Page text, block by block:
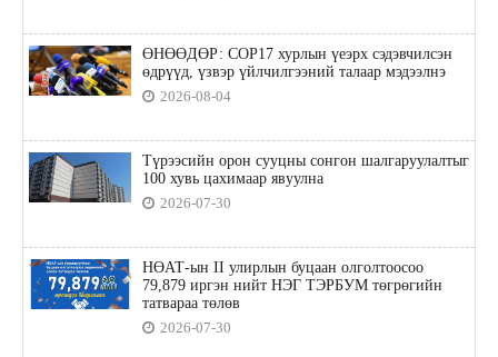
ӨНӨӨДӨР: COP17 хурлын үеэрх сэдэвчилсэн
өдрүүд, үзвэр үйлчилгээний талаар мэдээлнэ
2026-08-04
Түрээсийн орон сууцны сонгон шалгаруулалтыг
100 хувь цахимаар явуулна
2026-07-30
НӨАТ-ын II улирлын буцаан олголтоосоо
79,879 иргэн нийт НЭГ ТЭРБУМ төгрөгийн
татвараа төлөв
2026-07-30